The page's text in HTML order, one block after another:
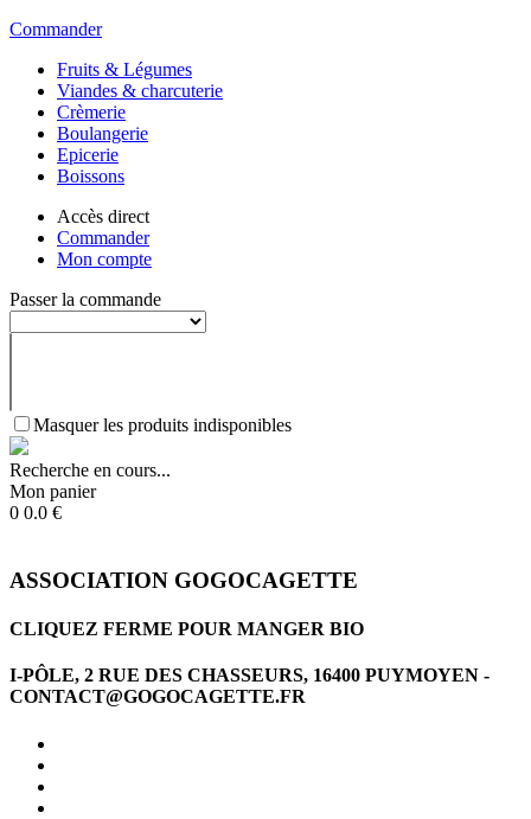
Commander
Fruits & Légumes
Viandes & charcuterie
Crèmerie
Boulangerie
Epicerie
Boissons
Accès direct
Commander
Mon compte
Passer la commande
Masquer les produits indisponibles
Recherche en cours...
Mon panier
0 0.0 €
ASSOCIATION GOGOCAGETTE
CLIQUEZ FERME POUR MANGER BIO
I-PÔLE, 2 RUE DES CHASSEURS, 16400 PUYMOYEN -
CONTACT@GOGOCAGETTE.FR